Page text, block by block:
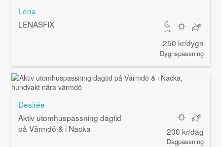
Lena
LENASFIX
250 kr/dygn
Dygnspassning
Desirée
Aktiv utomhuspassning dagtid
på Värmdö & i Nacka
200 kr/dag
Dagpassning